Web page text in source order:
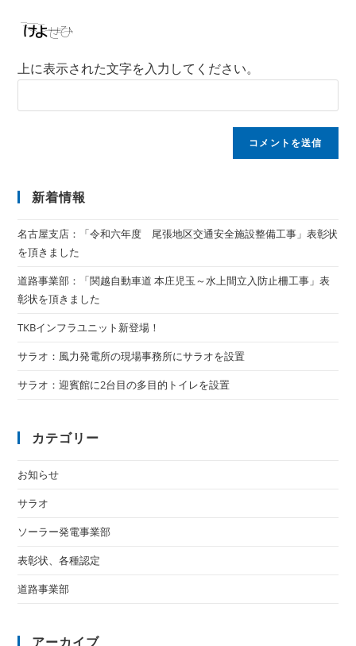
上に表示された文字を入力してください。
新着情報
名古屋支店：「令和六年度 尾張地区交通安全施設整備工事」表彰状
を頂きました
道路事業部：「関越自動車道 本庄児玉～水上間立入防止柵工事」表
彰状を頂きました
TKBインフラユニット新登場！
サラオ：風力発電所の現場事務所にサラオを設置
サラオ：迎賓館に2台目の多目的トイレを設置
カテゴリー
お知らせ
サラオ
ソーラー発電事業部
表彰状、各種認定
道路事業部
アーカイブ